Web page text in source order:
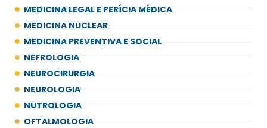
MEDICINA LEGAL E PERÍCIA MÉDICA
MEDICINA NUCLEAR
MEDICINA PREVENTIVA E SOCIAL
NEFROLOGIA
NEUROCIRURGIA
NEUROLOGIA
NUTROLOGIA
OFTALMOLOGIA